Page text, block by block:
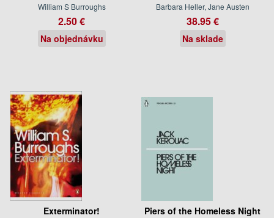
William S Burroughs
2.50 €
Na objednávku
Barbara Heller, Jane Austen
38.95 €
Na sklade
Exterminator! Piers of the Homeless Night